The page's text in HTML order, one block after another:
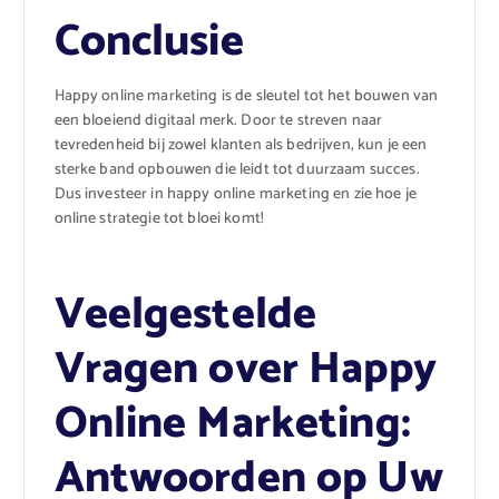
Conclusie
Happy online marketing is de sleutel tot het bouwen van
een bloeiend digitaal merk. Door te streven naar
tevredenheid bij zowel klanten als bedrijven, kun je een
sterke band opbouwen die leidt tot duurzaam succes.
Dus investeer in happy online marketing en zie hoe je
online strategie tot bloei komt!
Veelgestelde
Vragen over Happy
Online Marketing:
Antwoorden op Uw